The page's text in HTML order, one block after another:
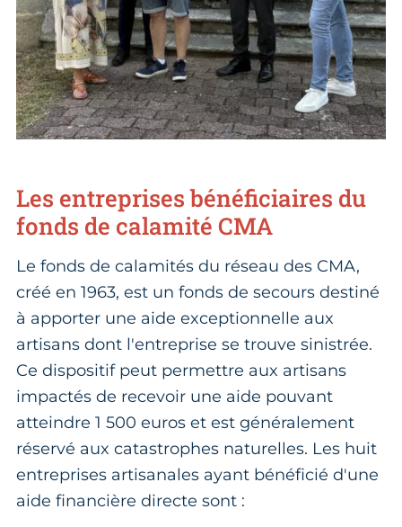
Les entreprises bénéficiaires du
fonds de calamité CMA
Le fonds de calamités du réseau des CMA,
créé en 1963, est un fonds de secours destiné
à apporter une aide exceptionnelle aux
artisans dont l'entreprise se trouve sinistrée.
Ce dispositif peut permettre aux artisans
impactés de recevoir une aide pouvant
atteindre 1 500 euros et est généralement
réservé aux catastrophes naturelles. Les huit
entreprises artisanales ayant bénéficié d'une
aide financière directe sont :